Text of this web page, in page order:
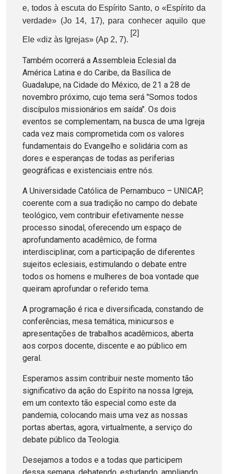
e, todos à escuta do Espírito Santo, o «Espírito da
verdade» (Jo 14, 17), para conhecer aquilo que
Ele «diz às Igrejas» (Ap 2, 7).
[2]
Também ocorrerá a Assembleia Eclesial da
América Latina e do Caribe, da Basílica de
Guadalupe, na Cidade do México, de 21 a 28 de
novembro próximo, cujo tema será "Somos todos
discípulos missionários em saída". Os dois
eventos se complementam, na busca de uma Igreja
cada vez mais comprometida com os valores
fundamentais do Evangelho e solidária com as
dores e esperanças de todas as periferias
geográficas e existenciais entre nós.
A Universidade Católica de Pernambuco – UNICAP,
coerente com a sua tradição no campo do debate
teológico, vem contribuir efetivamente nesse
processo sinodal, oferecendo um espaço de
aprofundamento acadêmico, de forma
interdisciplinar, com a participação de diferentes
sujeitos eclesiais, estimulando o debate entre
todos os homens e mulheres de boa vontade que
queiram aprofundar o referido tema.
A programação é rica e diversificada, constando de
conferências, mesa temática, minicursos e
apresentações de trabalhos acadêmicos, aberta
aos corpos docente, discente e ao público em
geral.
Esperamos assim contribuir neste momento tão
significativo da ação do Espírito na nossa Igreja,
em um contexto tão especial como este da
pandemia, colocando mais uma vez as nossas
portas abertas, agora, virtualmente, a serviço do
debate público da Teologia.
Desejamos a todos e a todas que participem